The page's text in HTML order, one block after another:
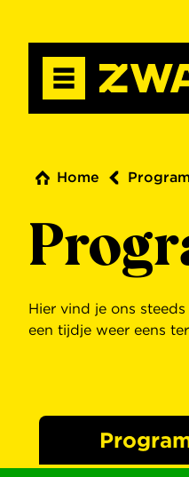
Home
Hier vind je ons
een tijdje weer eens